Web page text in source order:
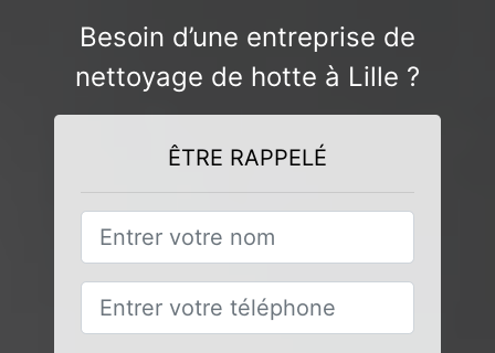
Besoin d’une entreprise de
nettoyage de hotte à Lille ?
ÊTRE RAPPELÉ